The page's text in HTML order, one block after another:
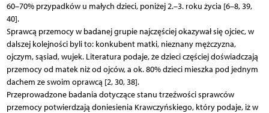
60–70% przypadków u małych dzieci, poniżej 2.–3. roku życia [6–8, 39,
40].
Sprawcą przemocy w badanej grupie najczęściej okazywał się ojciec, w
dalszej kolejności byli to: konkubent matki, nieznany mężczyzna,
ojczym, sąsiad, wujek. Literatura podaje, że dzieci częściej doświadczają
przemocy od matek niż od ojców, a ok. 80% dzieci mieszka pod jednym
dachem ze swoim oprawcą [2, 30, 38].
Przeprowadzone badania dotyczące stanu trzeźwości sprawców
przemocy potwierdzają doniesienia Krawczyńskiego, który podaje, iż w